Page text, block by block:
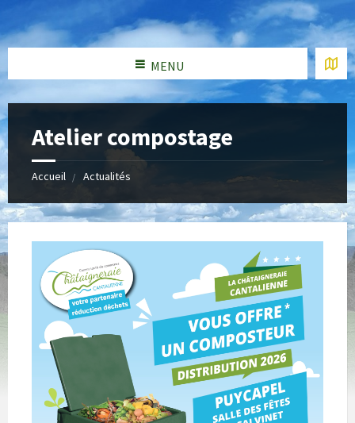
MENU
Atelier compostage
Accueil Actualités